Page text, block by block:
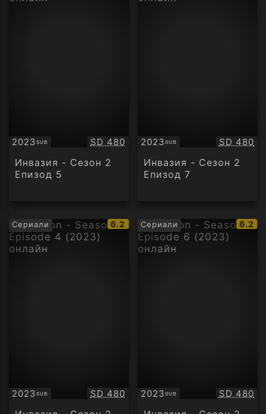
2023SUB
Субтитри Качество:
SD 480
Инвазия - Сезон 2
Епизод 5
2023SUB
Субтитри SD 480
Инвазия - Сезон 2
Епизод 7
Сериали
IMDb
рейтинг:
6.2
2023SUB
Субтитри Качество:
SD 480
Сериали
IMDb
6.2
2023SUB
Субтитри SD 480